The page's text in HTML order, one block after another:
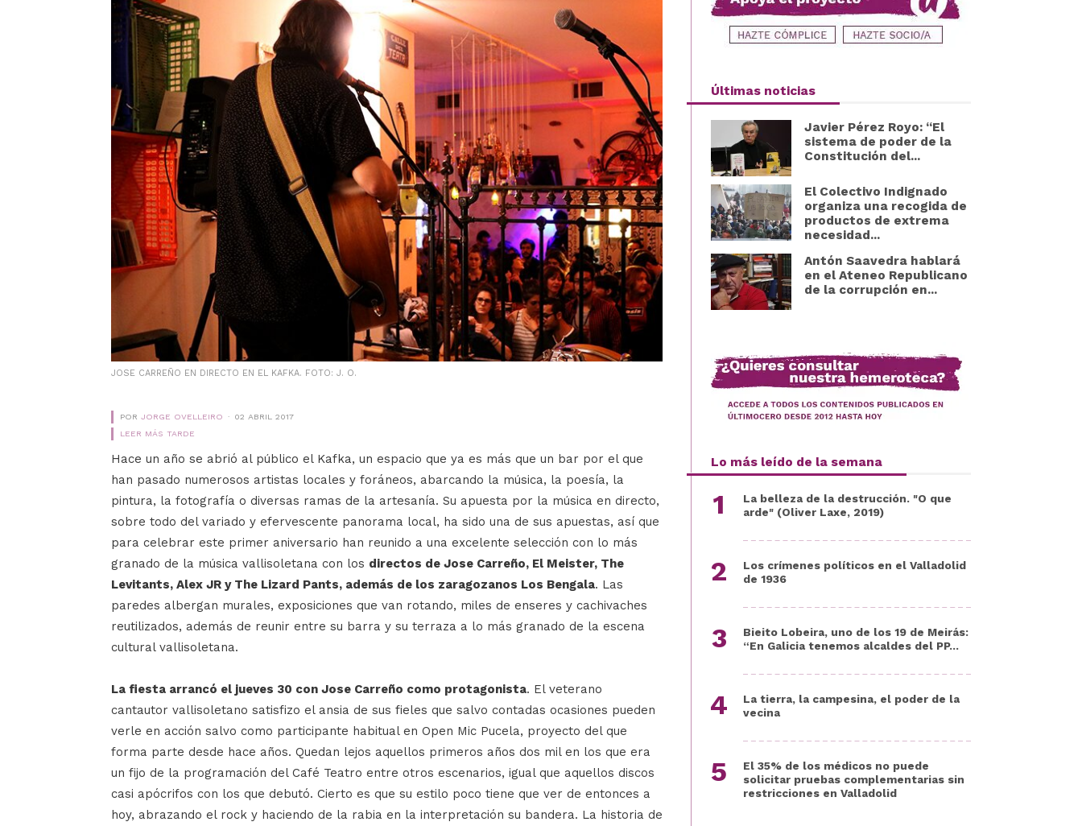
JOSE CARREÑO EN DIRECTO EN EL KAFKA. FOTO: J. O.
POR JORGE OVELLEIRO
02 ABRIL 2017
LEER MÁS TARDE
Hace un año se abrió al público el Kafka, un espacio que ya es más que un bar por el que
han pasado numerosos artistas locales y foráneos, abarcando la música, la poesía, la
pintura, la fotografía o diversas ramas de la artesanía. Su apuesta por la música en directo,
sobre todo del variado y efervescente panorama local, ha sido una de sus apuestas, así que
para celebrar este primer aniversario han reunido a una excelente selección con lo más
granado de la música vallisoletana con los directos de Jose Carreño, El Meister, The
Levitants, Alex JR y The Lizard Pants, además de los zaragozanos Los Bengala. Las
paredes albergan murales, exposiciones que van rotando, miles de enseres y cachivaches
reutilizados, además de reunir entre su barra y su terraza a lo más granado de la escena
cultural vallisoletana.
La fiesta arrancó el jueves 30 con Jose Carreño como protagonista. El veterano
cantautor vallisoletano satisfizo el ansia de sus fieles que salvo contadas ocasiones pueden
verle en acción salvo como participante habitual en Open Mic Pucela, proyecto del que
forma parte desde hace años. Quedan lejos aquellos primeros años dos mil en los que era
un fijo de la programación del Café Teatro entre otros escenarios, igual que aquellos discos
casi apócrifos con los que debutó. Cierto es que su estilo poco tiene que ver de entonces a
hoy, abrazando el rock y haciendo de la rabia en la interpretación su bandera. La historia de
Últimas noticias
Javier Pérez Royo: “El
sistema de poder de la
Constitución del...
El Colectivo Indignado
organiza una recogida de
productos de extrema
necesidad...
Antón Saavedra hablará
en el Ateneo Republicano
de la corrupción en...
Lo más leído de la semana
La belleza de la destrucción. "O que
arde" (Oliver Laxe, 2019)
Los crímenes políticos en el Valladolid
de 1936
Bieito Lobeira, uno de los 19 de Meirás:
“En Galicia tenemos alcaldes del PP...
La tierra, la campesina, el poder de la
vecina
El 35% de los médicos no puede
solicitar pruebas complementarias sin
restricciones en Valladolid